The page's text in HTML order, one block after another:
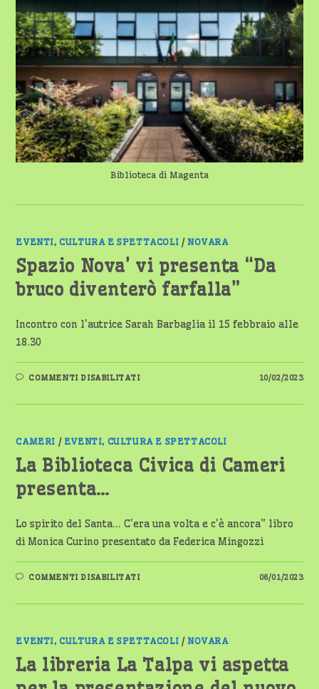
RASSEGNA
“MARZO
DONNA”
BIBLIOTECA
A
MAGENTA
Biblioteca di Magenta
EVENTI, CULTURA E SPETTACOLI /NOVARA
Spazio Nova’ vi presenta “Da
bruco diventerò farfalla”
Incontro con l'autrice Sarah Barbaglia il 15 febbraio alle
18.30
COMMENTI DISABILITATISU
VI
DIVENTERÒ
10/02/2023
CAMERI / EVENTI, CULTURA E SPETTACOLI
La Biblioteca Civica di Cameri
presenta…
Lo spirito del Santa... C'era una volta e c'è ancora" libro
di Monica Curino presentato da Federica Mingozzi
COMMENTI DISABILITATISU
CIVICA
06/01/2023
EVENTI, CULTURA E SPETTACOLI /NOVARA
La libreria La Talpa vi aspetta